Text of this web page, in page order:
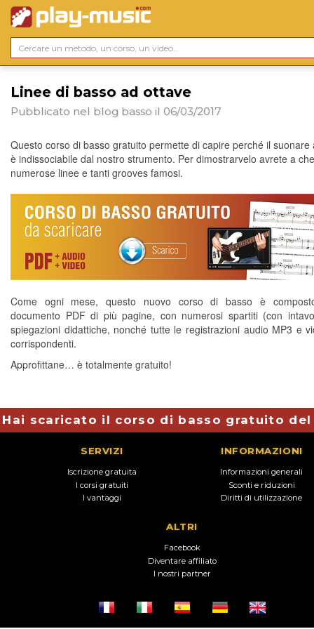
Linee di basso ad ottave
Pubblicato nel blog basso il 06/03/2017
Questo corso di basso gratuito permette di capire perché il suonare
è indissociabile dal nostro strumento. Per dimostrarvelo avrete a
numerose linee e tanti grooves famosi.
Come ogni mese, questo nuovo corso di basso è
documento PDF di più pagine, con numerosi spartiti (con
spiegazioni didattiche, nonché tutte le registrazioni audio MP3 e
corrispondenti.
Approfittane… è totalmente gratuito!
Hai scaricato il corso di basso gratuito del
SERVIZI
Iscrizione gratuita
I corsi gratuiti
I vantaggi
INFORMAZIONI
Informazioni generali
Sconti e riduzioni
Diritti di utilizzazione
ALTRI
Facebook
Diventare affiliato
I nostri partner